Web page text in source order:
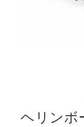
ヘリンボ